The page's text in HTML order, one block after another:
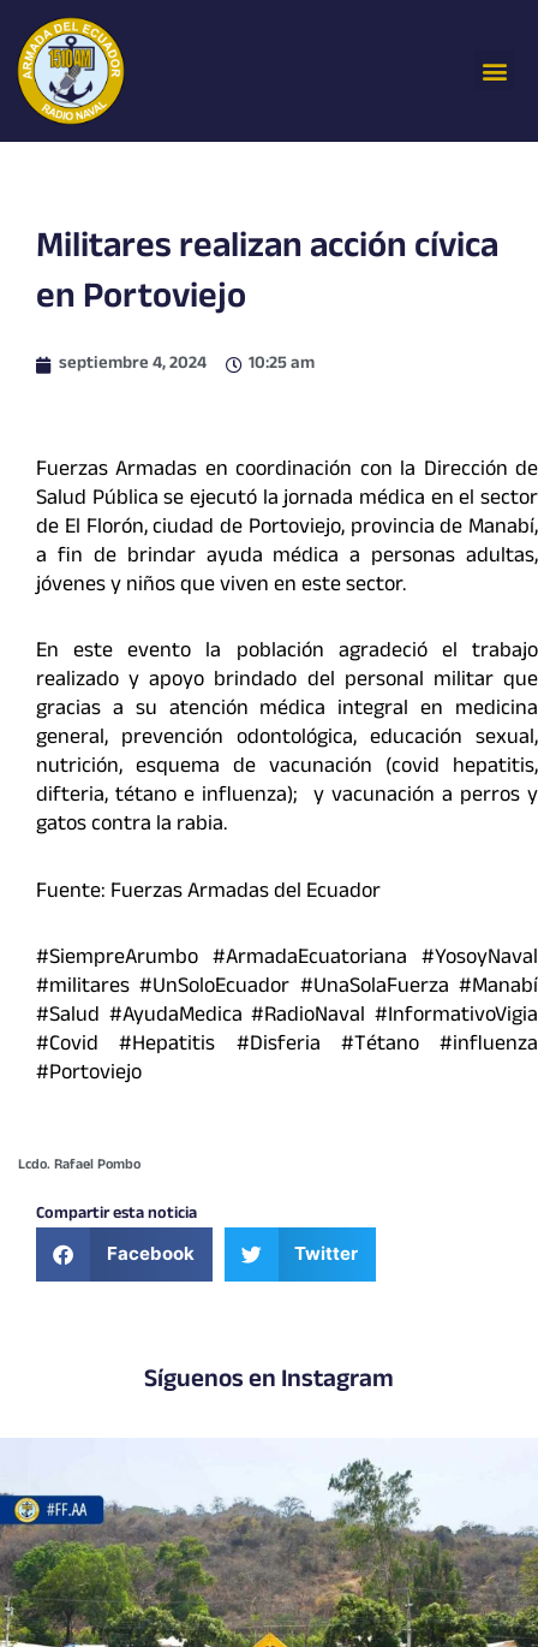
contenido
Militares realizan acción cívica
en Portoviejo
septiembre 4, 2024 10:25 am
Fuerzas Armadas en coordinación con la Dirección de
Salud Pública se ejecutó la jornada médica en el sector
de El Florón, ciudad de Portoviejo, provincia de Manabí,
a fin de brindar ayuda médica a personas adultas,
jóvenes y niños que viven en este sector.
En este evento la población agradeció el trabajo
realizado y apoyo brindado del personal militar que
gracias a su atención médica integral en medicina
general, prevención odontológica, educación sexual,
nutrición, esquema de vacunación (covid hepatitis,
difteria, tétano e influenza); y vacunación a perros y
gatos contra la rabia.
Fuente: Fuerzas Armadas del Ecuador
#SiempreArumbo #ArmadaEcuatoriana #YosoyNaval
#militares #UnSoloEcuador #UnaSolaFuerza #Manabí
#Salud #AyudaMedica #RadioNaval #InformativoVigia
#Covid #Hepatitis #Disferia #Tétano #influenza
#Portoviejo
Lcdo. Rafael Pombo
Compartir esta noticia
Facebook Twitter
Síguenos en Instagram